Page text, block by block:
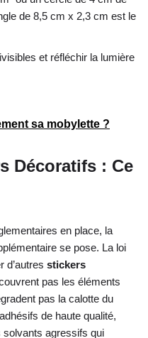
de 8,5 cm x 2,3 cm est le
et réfléchir la lumière
sa mobylette ?
Décoratifs : Ce
en place, la
se pose. La loi
d’autres stickers
pas les éléments
pas la calotte du
de haute qualité,
agressifs qui